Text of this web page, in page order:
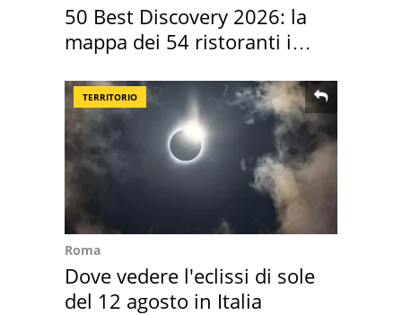
50 Best Discovery 2026: la
mappa dei 54 ristoranti in
TERRITORIO
Roma
Dove vedere l'eclissi di sole
del 12 agosto in Italia